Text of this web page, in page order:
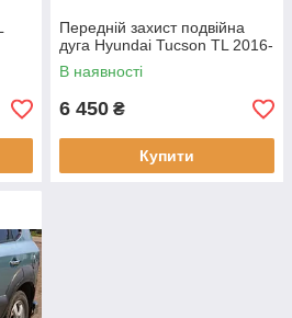
Передній захист подвійна
дуга Hyundai Tucson TL 2016-
В наявності
6 450 ₴
Купити